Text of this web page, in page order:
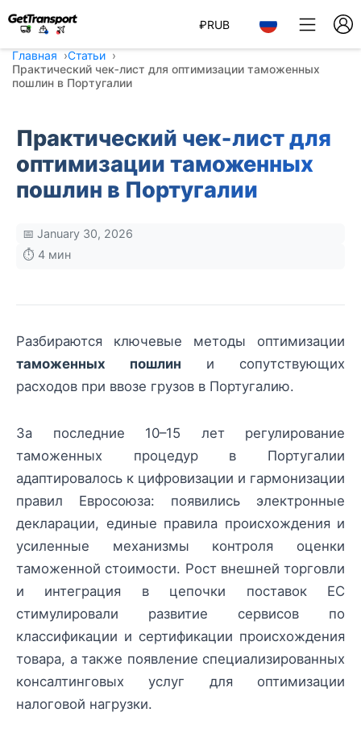
₽RUB
Главная
Статьи
Практический чек‑лист для оптимизации таможенных
пошлин в Португалии
Практический чек‑лист для
оптимизации таможенных
пошлин в Португалии
📅 January 30, 2026
⏱️ 4 мин
Разбираются ключевые методы оптимизации
таможенных пошлин и сопутствующих
расходов при ввозе грузов в Португалию.
За последние 10–15 лет регулирование
таможенных процедур в Португалии
адаптировалось к цифровизации и гармонизации
правил Евросоюза: появились электронные
декларации, единые правила происхождения и
усиленные механизмы контроля оценки
таможенной стоимости. Рост внешней торговли
и интеграция в цепочки поставок ЕС
стимулировали развитие сервисов по
классификации и сертификации происхождения
товара, а также появление специализированных
консалтинговых услуг для оптимизации
налоговой нагрузки.